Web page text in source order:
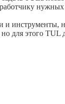
и инструменты,
но для этого